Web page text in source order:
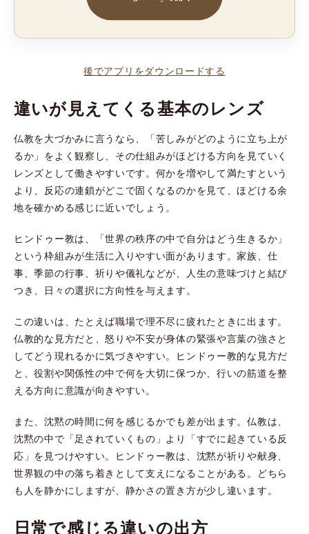
後でアプリをダウンロードする
違いが見えてくる基本のレンズ
仏教を大づかみに言うなら、「苦しみがどのように立ち上が
るか」をよく観察し、その仕組みがほどける方向を見ていく
レンズとして働きやすいです。何かを増やして満たすという
より、反応の連鎖がどこで固くなるのかを見て、ほどける余
地を確かめる感じに近いでしょう。
ヒンドゥー教は、「世界の秩序の中で自分はどう生きるか」
という枠組みが生活に入りやすい面があります。家族、仕
事、季節の行事、祈りや儀礼などが、人生の意味づけと結び
つき、日々の選択に方向性を与えます。
この違いは、たとえば職場で理不尽に疲れたときに出ます。
仏教的な見方だと、怒りや不安が身体の緊張や言葉の強さと
してどう現れるかに気づきやすい。ヒンドゥー教的な見方だ
と、役割や関係性の中で何を大切に保つか、行いの筋道を整
える方向に意識が向きやすい。
また、沈黙の時間に何を感じるかでも差が出ます。仏教は、
沈黙の中で「足されていくもの」より「すでに起きている反
応」を見つけやすい。ヒンドゥー教は、沈黙が祈りや献身、
世界観の中の落ち着きとして支えになることがある。どちら
も人を静かにしますが、静かさの置き方が少し違います。
日常で感じる違いの出方